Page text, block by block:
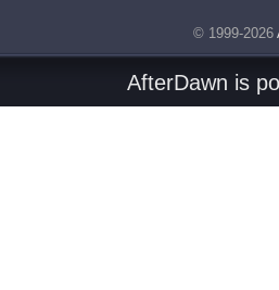
© 1999-2026
AfterDawn is